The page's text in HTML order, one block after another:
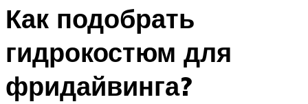
Как подобрать
гидрокостюм для
фридайвинга?